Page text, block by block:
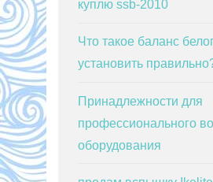
куплю ssb-2010
Что такое баланс
установить
Принадлежности для
профессионального
оборудования